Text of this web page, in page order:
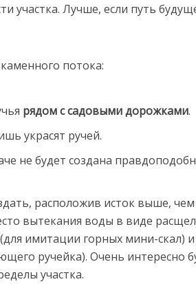
участка. Лучше, если путь
каменного потока:
рядом с садовыми дорожками.
украсят ручей.
не будет создана
расположив исток выше, чем
вытекания воды в виде
имитации горных мини-скал) и
ручейка). Очень интересно
участка.